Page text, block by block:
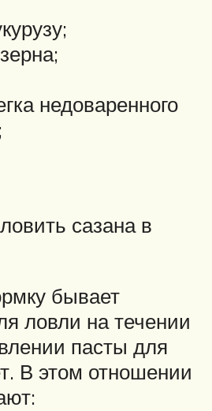
недоваренного
сазана в
бывает
ловли на течении
пасты для
В этом отношении